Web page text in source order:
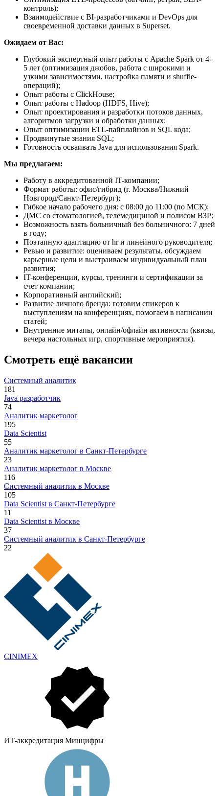
контроль);
Взаимодействие с BI-разработчиками и DevOps для
своевременной доставки данных в Superset.
Ожидаем от Вас:
Глубокий экспертный опыт работы с Apache Spark от 4-
5 лет (оптимизация джобов, работа с широкими и
узкими зависимостями, настройка памяти и shuffle-
операций);
Опыт работы с ClickHouse;
Опыт работы с Hadoop (HDFS, Hive);
Опыт проектирования и разработки потоков данных,
алгоритмов загрузки и обработки данных;
Опыт оптимизации ETL-пайплайнов и SQL кода;
Продвинутые знания SQL;
Готовность осваивать Java для использования Spark.
Мы предлагаем:
Работу в аккредитованной IT-компании;
Формат работы: офис/гибрид (г. Москва/Нижний
Новгород/Санкт-Петербург);
Гибкое начало рабочего дня: с 08:00 до 11:00 (по МСК);
ДМС со стоматологией, телемедициной и полисом ВЗР;
Возможность взять больничный без больничного: 7 дней
в году;
Поэтапную адаптацию от hr и линейного руководителя;
Ревью и развитие: оцениваем результаты, обсуждаем
карьерные цели и выстраиваем индивидуальный план
развития;
IT-конференции, курсы, тренинги и сертификации за
счет компании;
Корпоративный английский;
Развитие личного бренда: готовим спикеров к
выступлениям на конференциях, помогаем в написании
статей;
Внутренние митапы, онлайн/офлайн активности (квизы,
вечера настольных игр, спортивные мероприятия).
Смотреть ещё вакансии
Системный аналитик
181
Java разработчик
74
Аналитик маркетолог
195
Data Scientist
55
Аналитик маркетолог в Санкт-Петербурге
23
Аналитик маркетолог в Москве
116
Системный аналитик в Москве
105
Data Scientist в Санкт-Петербурге
11
Data Scientist в Москве
37
Системный аналитик в Санкт-Петербурге
22
CINIMEX
ИТ-аккредитация Минцифры